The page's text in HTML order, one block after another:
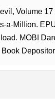
Volume
a-Million.
MOBI